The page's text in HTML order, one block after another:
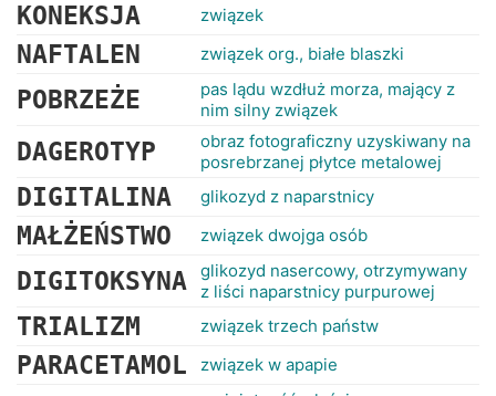
KONEKSJA związek
NAFTALEN związek org., białe blaszki
POBRZEŻE
pas lądu wzdłuż morza, mający z
nim silny związek
DAGEROTYP
obraz fotograficzny uzyskiwany na
posrebrzanej płytce metalowej
DIGITALINA glikozyd z naparstnicy
MAŁŻEŃSTWO związek dwojga osób
DIGITOKSYNA
glikozyd nasercowy, otrzymywany
z liści naparstnicy purpurowej
TRIALIZM związek trzech państw
PARACETAMOL
związek w apapie